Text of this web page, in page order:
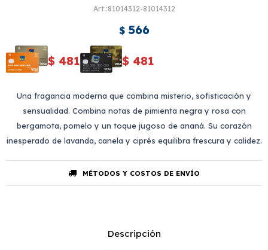
81014312-81014312
$ 566
$ 481 $ 481
Una fragancia moderna que combina misterio, sofisticación y
sensualidad. Combina notas de pimienta negra y rosa con
bergamota, pomelo y un toque jugoso de ananá. Su corazón
inesperado de lavanda, canela y ciprés equilibra frescura y calidez.
MÉTODOS Y COSTOS DE ENVÍO
Descripción